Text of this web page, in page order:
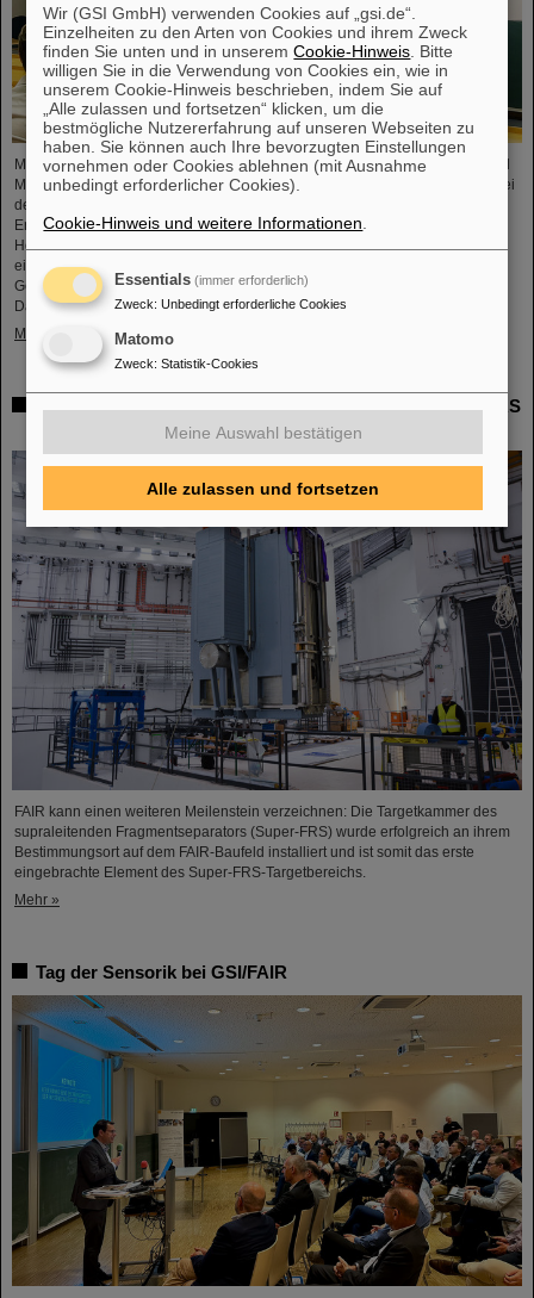
Mikrosysteme sind unverzichtbare Sensor-Komponenten in der Medizin- und
Mobilitätstechnik, Cybersicherheit und Kommunikationstechnologie sowie bei
der Steuerung vernetzter Fertigungsprozesse. Aber auch für die
Energiewende sind sie von wachsender Bedeutung. Forschende der
Hochschule RheinMain (HSRM) entwickeln am Campus Rüsselsheim nun
eine Plattform zur Mikro-Nano-Integration von neuartigen Sensorelementen.
Gemeinsam mit dem GSI Helmholtzzentrum für Schwerionenforschung in
Darmstadt und der…
Mehr »
Millimeterarbeit im Tunnel – Targetkammer des Super-FRS
FAIR kann einen weiteren Meilenstein verzeichnen: Die Targetkammer des
supraleitenden Fragmentseparators (Super-FRS) wurde erfolgreich an ihrem
Bestimmungsort auf dem FAIR-Baufeld installiert und ist somit das erste
eingebrachte Element des Super-FRS-Targetbereichs.
Mehr »
Tag der Sensorik bei GSI/FAIR
Wir (GSI GmbH) verwenden Cookies auf „gsi.de“.
Einzelheiten zu den Arten von Cookies und ihrem Zweck
finden Sie unten und in unseremCookie-Hinweis . Bitte
willigen Sie in die Verwendung von Cookies ein, wie in
unserem Cookie-Hinweis beschrieben, indem Sie auf
„Alle zulassen und fortsetzen“ klicken, um die
bestmögliche Nutzererfahrung auf unseren Webseiten zu
haben. Sie können auch Ihre bevorzugten Einstellungen
vornehmen oder Cookies ablehnen (mit Ausnahme
unbedingt erforderlicher Cookies).
Cookie-Hinweis und weitere Informationen
Essentials (immer erforderlich)
Zweck: Unbedingt erforderliche Cookies
Matomo
Zweck: Statistik-Cookies
Meine Auswahl bestätigen
Alle zulassen und fortsetzen